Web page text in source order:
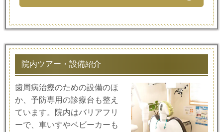
院内ツアー・設備紹介
歯周病治療のための設備のほ
か、予防専用の診療台も整え
ています。院内はバリアフリ
ーで、車いすやベビーカーも